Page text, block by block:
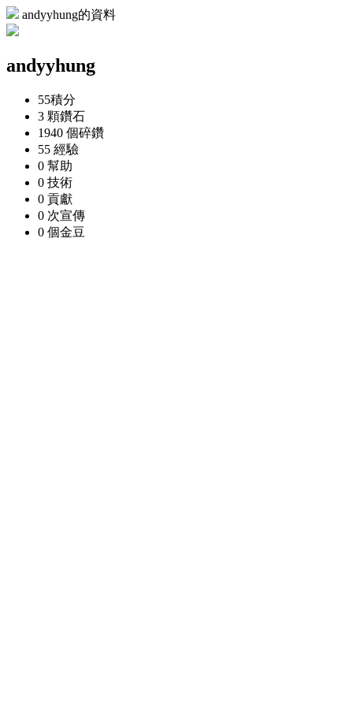
andyyhung的資料
andyyhung
55積分
3 顆鑽石
1940 個碎鑽
55 經驗
0 幫助
0 技術
0 貢獻
0 次宣傳
0 個金豆